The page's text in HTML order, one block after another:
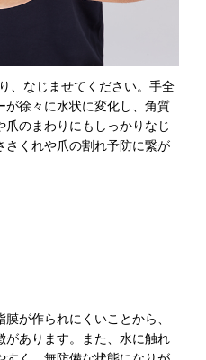
、なじませてください。手全
が徐々に水状に変化し、角質
のまわりにもしっかりなじ
さくれや爪の割れ予防に繋が
が作られにくいことから、
があります。また、水に触れ